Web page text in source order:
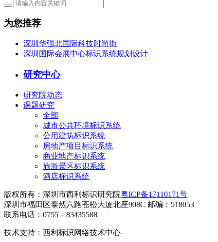
为您推荐
深圳华强北国际科技时尚街
深圳国际会展中心标识系统规划设计
研究中心
研究院动态
课题研究
全部
城市公共环境标识系统
公用建筑标识系统
房地产项目标识系统
商业地产标识系统
旅游景区标识系统
酒店标识系统
版权所有：深圳市西利标识研究院粤ICP备17110171号
深圳市福田区泰然六路苍松大厦北座908C 邮编：518053
联系电话：0755－83435588
技术支持：西利标识网络技术中心